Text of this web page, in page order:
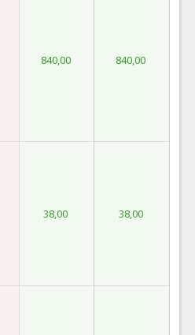
840,00 840,00
38,00 38,00